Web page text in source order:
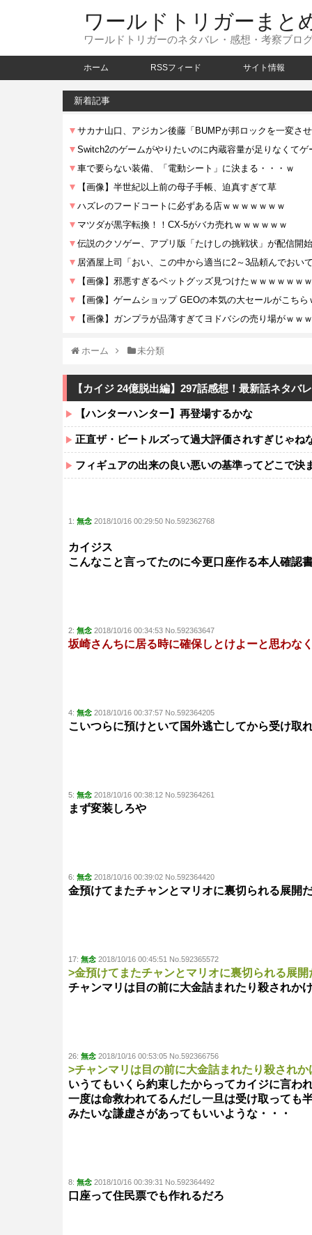
ワールドトリガーまと
ワールドトリガーのネタバレ・感想・考察ブロ
ホーム RSSフィード サイト情報
新着記事
ホーム 未分類
【カイジ 24億脱出編】297話感想！最新話ネタバ
【ハンターハンター】再登場するかな
正直ザ・ビートルズって過大評価されすぎじゃね
フィギュアの出来の良い悪いの基準ってどこで決
1: 無念 2018/10/16 00:29:50 No.592362768
カイジス
こんなこと言ってたのに今更口座作る本人確認
2: 無念 2018/10/16 00:34:53 No.592363647
坂崎さんちに居る時に確保しとけよーと思わな
4: 無念 2018/10/16 00:37:57 No.592364205
こいつらに預けといて国外逃亡してから受け取
5: 無念 2018/10/16 00:38:12 No.592364261
まず変装しろや
6: 無念 2018/10/16 00:39:02 No.592364420
金預けてまたチャンとマリオに裏切られる展開
17: 無念 2018/10/16 00:45:51 No.592365572
>金預けてまたチャンとマリオに裏切られる展
チャンマリは目の前に大金詰まれたり殺されか
26: 無念 2018/10/16 00:53:05 No.592366756
>チャンマリは目の前に大金詰まれたり殺され
いうてもいくら約束したからってカイジに言わ
一度は命救われてるんだし一旦は受け取っても
みたいな謙虚さがあってもいいような・・・
8: 無念 2018/10/16 00:39:31 No.592364492
口座って住民票でも作れるだろ